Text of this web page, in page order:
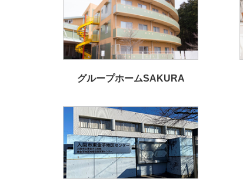
グループホームSAKURA